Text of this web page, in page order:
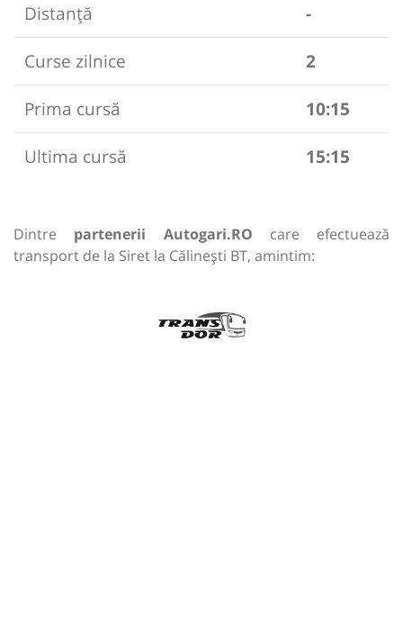
Distanță
-
Curse zilnice
2
Prima cursă
10:15
Ultima cursă
15:15
Dintre partenerii Autogari.RO care efectuează
transport de la Siret la Călinești BT, amintim: